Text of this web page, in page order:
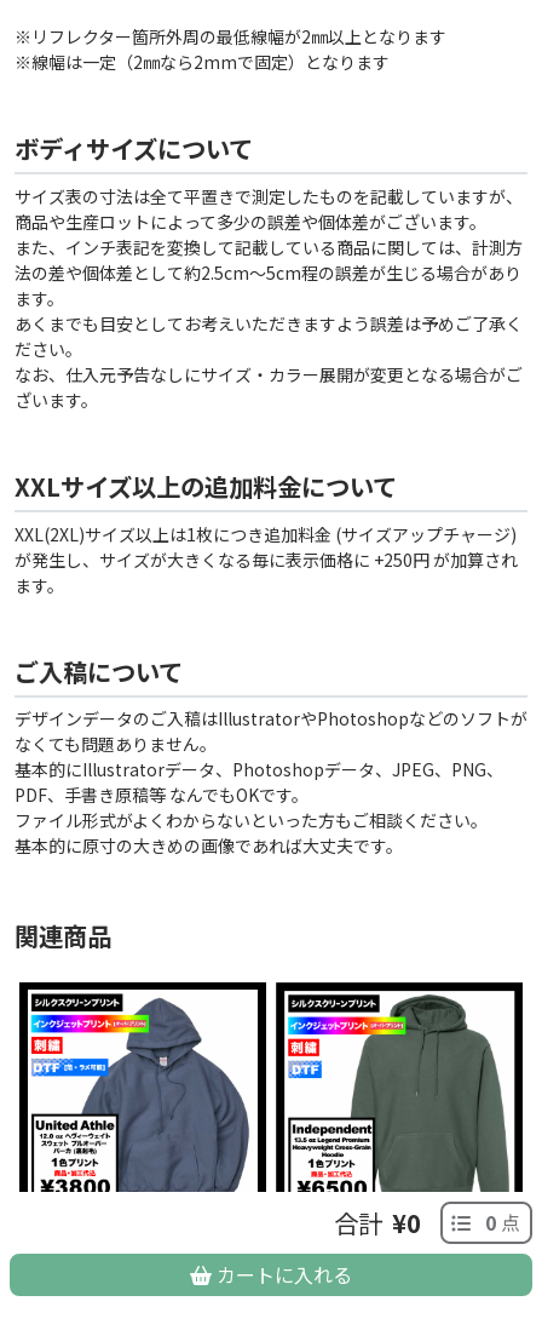
合計 ¥0 0 点
カートに入れる
※リフレクター箇所外周の最低線幅が2㎜以上となります
※線幅は一定（2㎜なら2mmで固定）となります
ボディサイズについて
サイズ表の寸法は全て平置きで測定したものを記載していますが、
商品や生産ロットによって多少の誤差や個体差がございます。
また、インチ表記を変換して記載している商品に関しては、計測方
法の差や個体差として約2.5cm〜5cm程の誤差が生じる場合があり
ます。
あくまでも目安としてお考えいただきますよう誤差は予めご了承く
ださい。
なお、仕入元予告なしにサイズ・カラー展開が変更となる場合がご
ざいます。
XXLサイズ以上の追加料金について
XXL(2XL)サイズ以上は1枚につき追加料金 (サイズアップチャージ)
が発生し、サイズが大きくなる毎に表示価格に +250円 が加算され
ます。
ご入稿について
デザインデータのご入稿はIllustratorやPhotoshopなどのソフトが
なくても問題ありません。
基本的にIllustratorデータ、Photoshopデータ、JPEG、PNG、
PDF、手書き原稿等 なんでもOKです。
ファイル形式がよくわからないといった方もご相談ください。
基本的に原寸の大きめの画像であれば大丈夫です。
関連商品
United Athle ユナイテッドア
スレ 12.0 oz ヘヴィーウェイ
ト スウェット プルオーバー
Independent インデペンデン
ト 13.5 oz Legend Premium
Heavyweight Cross-Grain